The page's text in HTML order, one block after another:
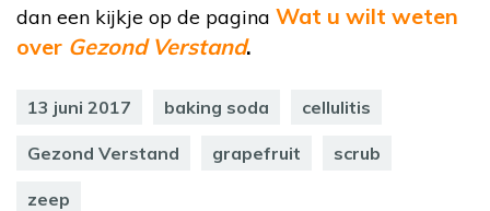
dan een kijkje op de pagina Wat u wilt weten
over Gezond Verstand.
13 juni 2017 baking soda cellulitis
Gezond Verstand grapefruit scrub
zeep